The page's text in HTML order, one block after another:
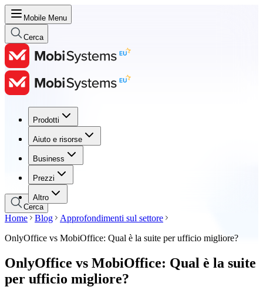
Mobile Menu
Cerca
Prodotti
Aiuto e risorse
Business
Prezzi
Altro
Prodotti
Aiuto e risorse
Business
Prezzi
Cerca
Home Blog
Approfondimenti sul settore
OnlyOffice vs MobiOffice: Qual è la suite per ufficio migliore?
OnlyOffice vs MobiOffice: Qual è la suite
per ufficio migliore?